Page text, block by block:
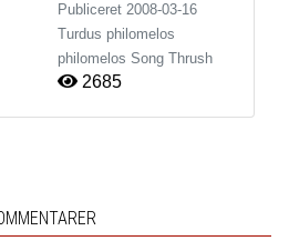
Publiceret 2008-03-16
Turdus philomelos
philomelos Song Thrush
2685